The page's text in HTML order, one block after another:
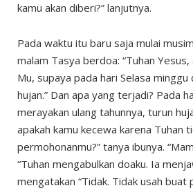
kamu akan diberi?” lanjutnya.
Pada waktu itu baru saja mulai
malam Tasya berdoa: “Tuhan
Mu, supaya pada hari Selasa
hujan.” Dan apa yang terjadi? Pada
merayakan ulang tahunnya, turun
apakah kamu kecewa karena Tuhan
permohonanmu?” tanya ibunya.
“Tuhan mengabulkan doaku. Ia
mengatakan “Tidak. Tidak usah buat